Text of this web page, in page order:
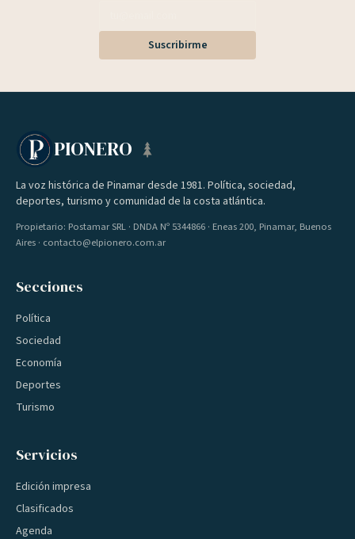
Suscribirme
PIONERO
La voz histórica de Pinamar desde 1981. Política, sociedad,
deportes, turismo y comunidad de la costa atlántica.
Propietario: Postamar SRL · DNDA Nº 5344866 · Eneas 200, Pinamar, Buenos
Aires · contacto@elpionero.com.ar
Secciones
Política
Sociedad
Economía
Deportes
Turismo
Servicios
Edición impresa
Clasificados
Agenda